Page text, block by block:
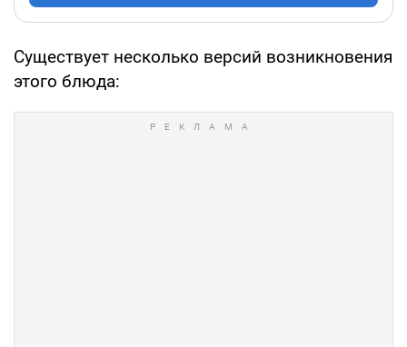
Существует несколько версий возникновения
этого блюда: